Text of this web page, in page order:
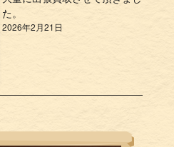
た。
2026年2月21日